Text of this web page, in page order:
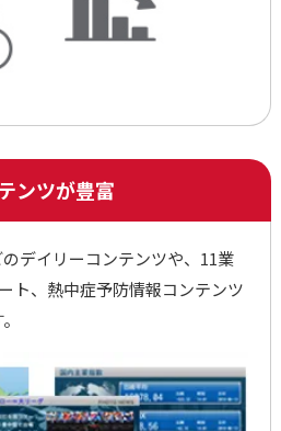
ンツが豊富
デイリーコンテンツや、11業
ト、熱中症予防情報コンテンツ